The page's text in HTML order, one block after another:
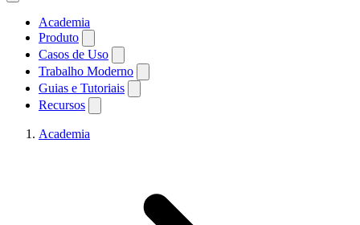
Academia
Produto
Casos de Uso
Trabalho Moderno
Guias e Tutoriais
Recursos
Academia